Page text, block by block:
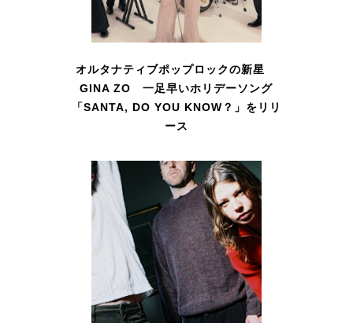
オルタナティブポップロックの新星
GINA ZO 一足早いホリデーソング
「SANTA, DO YOU KNOW？」をリリ
ース